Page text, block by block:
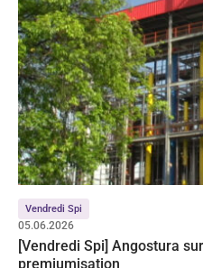
Vendredi Spi
05.06.2026
[Vendredi Spi] Angostura
premiumisation